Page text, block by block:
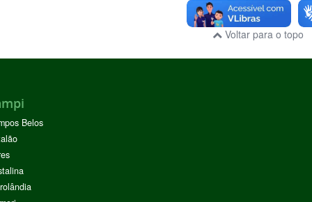
Voltar para o topo
Belos